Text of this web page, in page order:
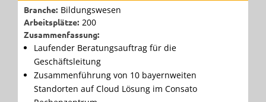
Branche: Bildungswesen
Arbeitsplätze: 200
Zusammenfassung:
Laufender Beratungsauftrag für die
Geschäftsleitung
Zusammenführung von 10 bayernweiten
Standorten auf Cloud Lösung im Consato